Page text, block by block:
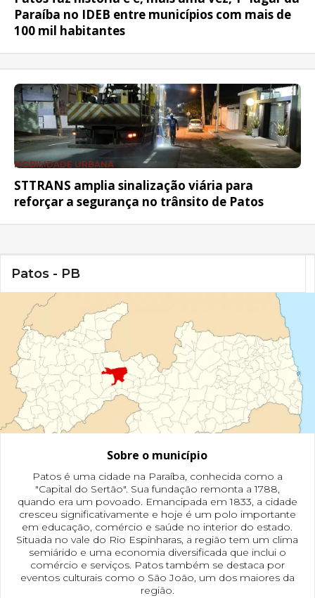
Paraíba no IDEB entre municípios com mais de
100 mil habitantes
MOBILIDADE URBANA
STTRANS amplia sinalização viária para
reforçar a segurança no trânsito de Patos
Patos - PB
Sobre o município
Patos é uma cidade na Paraíba, conhecida como a
"Capital do Sertão". Sua fundação remonta a 1788,
quando era um povoado. Emancipada em 1833, a cidade
cresceu significativamente e hoje é um polo importante
em educação, comércio e saúde no interior do estado.
Situada no vale do Rio Espinharas, a região tem um clima
semiárido e uma economia diversificada que inclui o
comércio e serviços. Patos também se destaca por
eventos culturais como o São João, um dos maiores da
região.